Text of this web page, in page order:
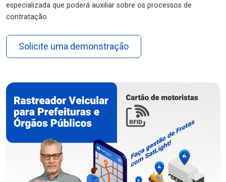
especializada que poderá auxiliar sobre os processos de
contratação.
Solicite uma demonstração